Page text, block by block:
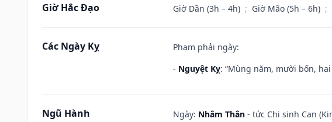
Giờ Hắc Đạo Giờ Dần (3h – 4h) ; Giờ Mão (5h – 6h) ;
Các Ngày Kỵ
Phạm phải ngày:
- Nguyệt Kỵ: “Mùng năm, mười bốn,
Ngũ Hành Ngày: Nhâm Thân - tức Chi sinh Can